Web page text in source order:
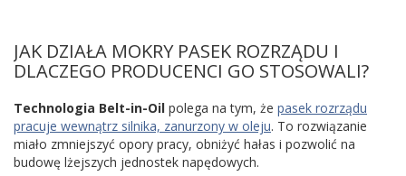
JAK DZIAŁA MOKRY PASEK ROZRZĄDU I
DLACZEGO PRODUCENCI GO STOSOWALI?
Technologia Belt-in-Oil polega na tym, że pasek rozrządu
pracuje wewnątrz silnika, zanurzony w oleju. To rozwiązanie
miało zmniejszyć opory pracy, obniżyć hałas i pozwolić na
budowę lżejszych jednostek napędowych.